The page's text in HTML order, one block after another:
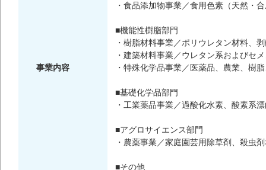
事業内容
・食品添加物事業／食用色素（天然・
■機能性樹脂部門
・樹脂材料事業／ポリウレタン材料、
・建築材料事業／ウレタン系およびセ
・特殊化学品事業／医薬品、農業、樹
■基礎化学品部門
・工業薬品事業／過酸化水素、酸素系
■アグロサイエンス部門
・農薬事業／家庭園芸用除草剤、殺虫
■その他